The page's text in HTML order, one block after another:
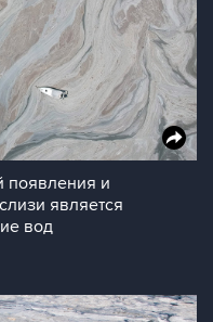
появления и
является
вод